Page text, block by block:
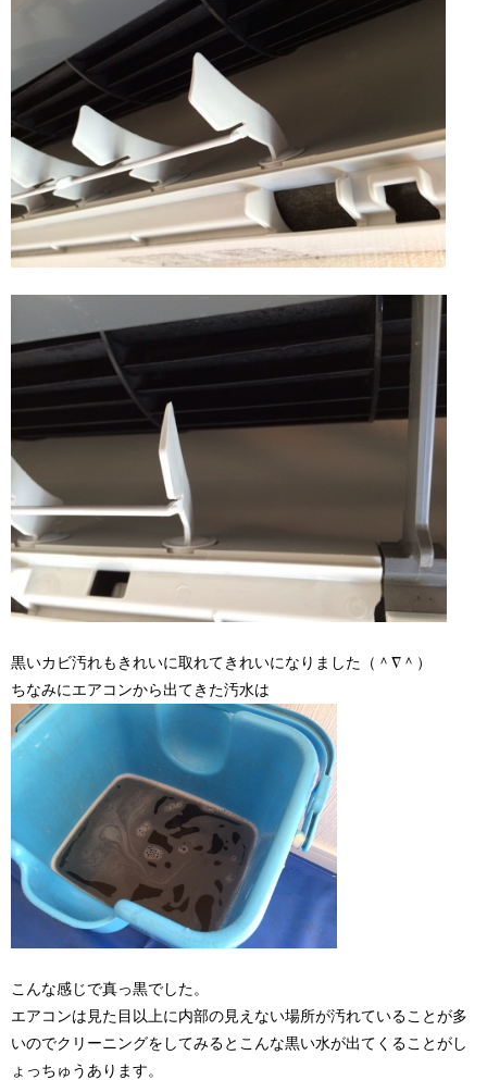
黒いカビ汚れもきれいに取れてきれいになりました（＾∇＾）
ちなみにエアコンから出てきた汚水は
こんな感じで真っ黒でした。
エアコンは見た目以上に内部の見えない場所が汚れていることが多
いのでクリーニングをしてみるとこんな黒い水が出てくることがし
ょっちゅうあります。